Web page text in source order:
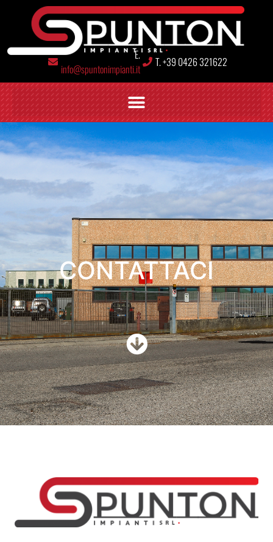
E.
info@spuntonimpianti.it
T. +39 0426 321622
CONTATTACI